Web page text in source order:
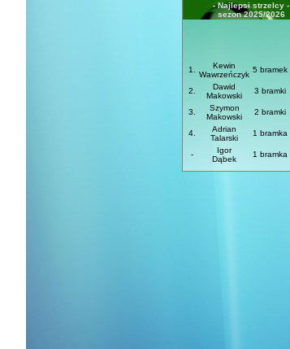
- Najlepsi strzelcy -
sezon 2025/2026
1.
Kewin
Wawrzeńczyk
5 bramek
2.
Dawid
Makowski
3 bramki
3.
Szymon
Makowski
2 bramki
4.
Adrian
Talarski
1 bramka
-
Igor
Dąbek
1 bramka